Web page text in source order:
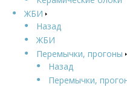
ЖБИ
Назад
ЖБИ
Перемычки, прогоны
Назад
Перемычки,